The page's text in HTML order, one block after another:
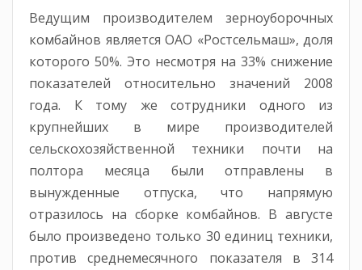
Ведущим производителем зерноуборочных
комбайнов является ОАО «Ростсельмаш», доля
которого 50%. Это несмотря на 33% снижение
показателей относительно значений 2008
года. К тому же сотрудники одного из
крупнейших в мире производителей
сельскохозяйственной техники почти на
полтора месяца были отправлены в
вынужденные отпуска, что напрямую
отразилось на сборке комбайнов. В августе
было произведено только 30 единиц техники,
против среднемесячного показателя в 314